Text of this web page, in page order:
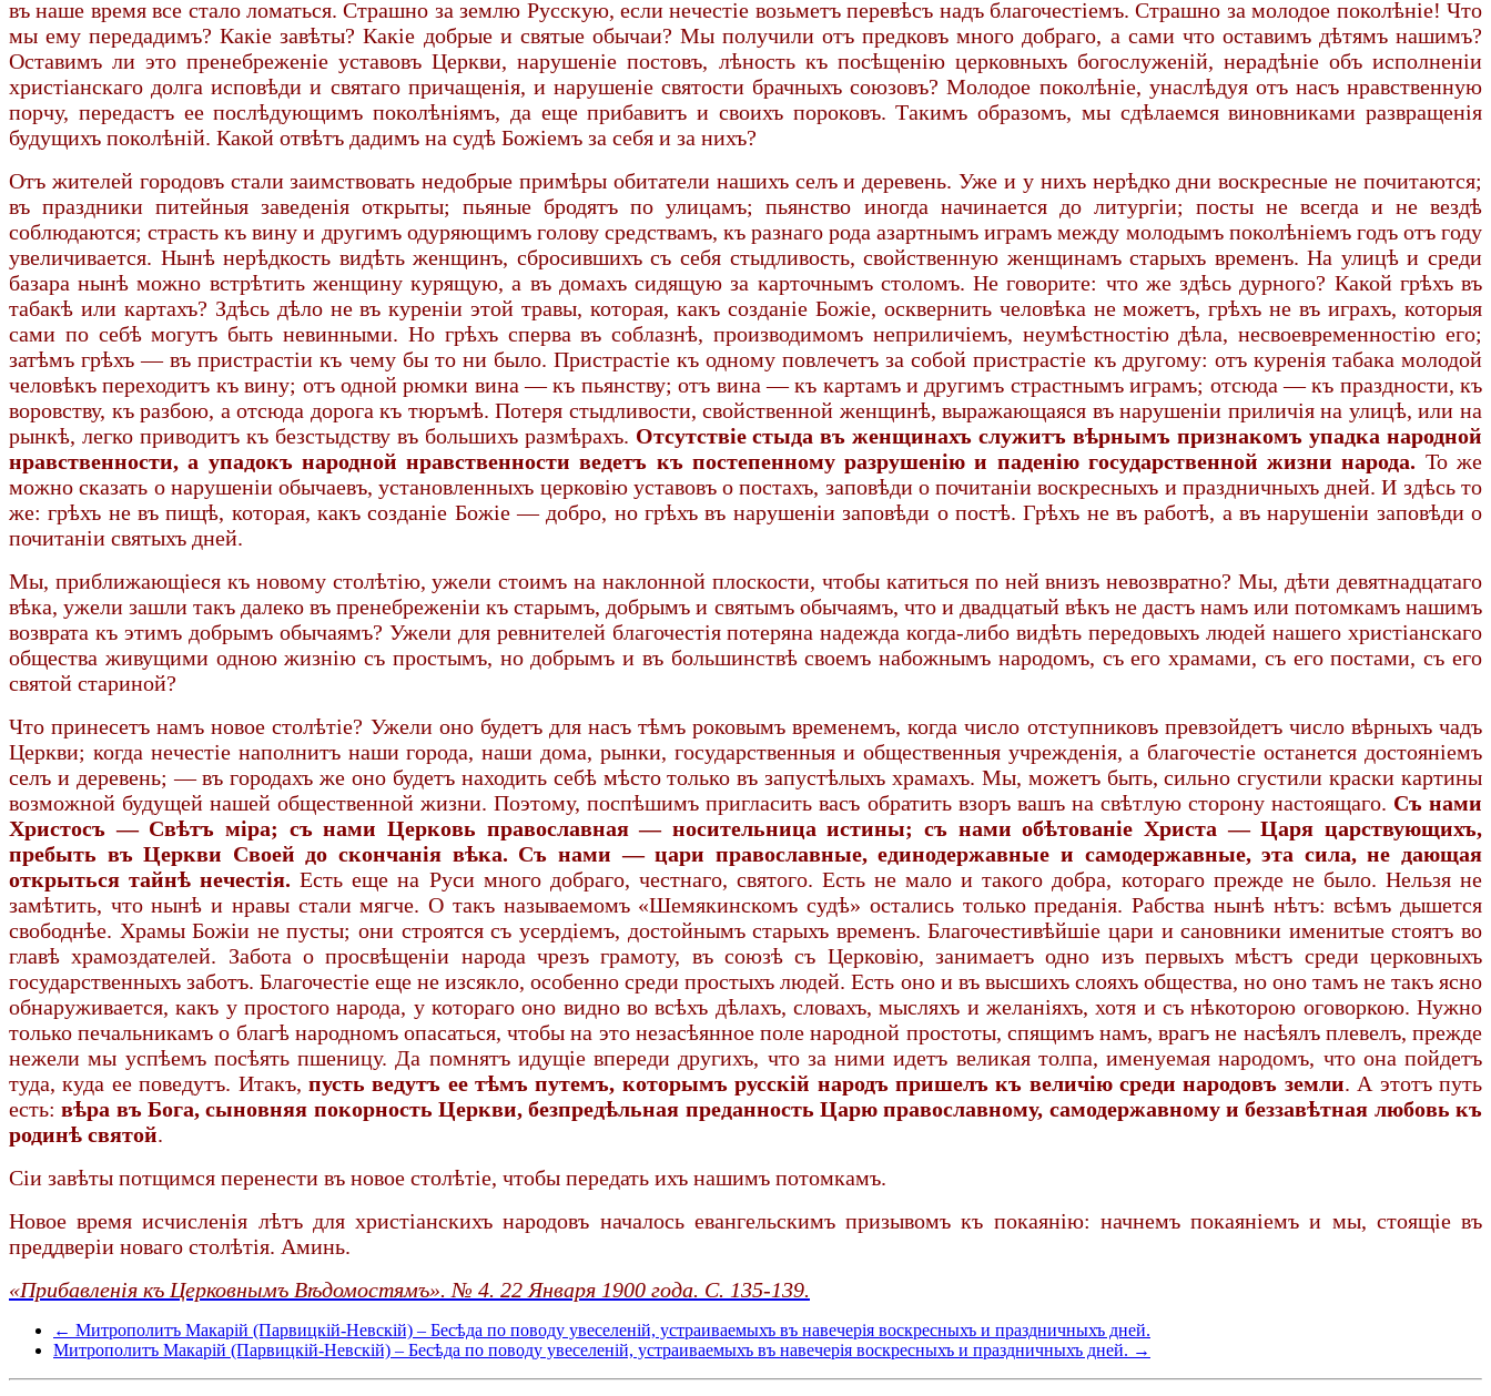
въ наше время все стало ломаться. Страшно за землю Русскую, если нечестіе возьметъ перевѣсъ надъ благочестіемъ. Страшно за молодое поколѣніе! Что
мы ему передадимъ? Какіе завѣты? Какіе добрые и святые обычаи? Мы получили отъ предковъ много добраго, а сами что оставимъ дѣтямъ нашимъ?
Оставимъ ли это пренебреженіе уставовъ Церкви, нарушеніе постовъ, лѣность къ посѣщенію церковныхъ богослуженій, нерадѣніе объ исполненіи
христіанскаго долга исповѣди и святаго причащенія, и нарушеніе святости брачныхъ союзовъ? Молодое поколѣніе, унаслѣдуя отъ насъ нравственную
порчу, передастъ ее послѣдующимъ поколѣніямъ, да еще прибавитъ и своихъ пороковъ. Такимъ образомъ, мы сдѣлаемся виновниками развращенія
будущихъ поколѣній. Какой отвѣтъ дадимъ на судѣ Божіемъ за себя и за нихъ?
Отъ жителей городовъ стали заимствовать недобрые примѣры обитатели нашихъ селъ и деревень. Уже и у нихъ нерѣдко дни воскресные не почитаются;
въ праздники питейныя заведенія открыты; пьяные бродятъ по улицамъ; пьянство иногда начинается до литургіи; посты не всегда и не вездѣ
соблюдаются; страсть къ вину и другимъ одуряющимъ голову средствамъ, къ разнаго рода азартнымъ играмъ между молодымъ поколѣніемъ годъ отъ году
увеличивается. Нынѣ нерѣдкость видѣть женщинъ, сбросившихъ съ себя стыдливость, свойственную женщинамъ старыхъ временъ. На улицѣ и среди
базара нынѣ можно встрѣтить женщину курящую, а въ домахъ сидящую за карточнымъ столомъ. Не говорите: что же здѣсь дурного? Какой грѣхъ въ
табакѣ или картахъ? Здѣсь дѣло не въ куреніи этой травы, которая, какъ созданіе Божіе, осквернить человѣка не можетъ, грѣхъ не въ играхъ, которыя
сами по себѣ могутъ быть невинными. Но грѣхъ сперва въ соблазнѣ, производимомъ неприличіемъ, неумѣстностію дѣла, несвоевременностію его;
затѣмъ грѣхъ — въ пристрастіи къ чему бы то ни было. Пристрастіе къ одному повлечетъ за собой пристрастіе къ другому: отъ куренія табака молодой
человѣкъ переходитъ къ вину; отъ одной рюмки вина — къ пьянству; отъ вина — къ картамъ и другимъ страстнымъ играмъ; отсюда — къ праздности, къ
воровству, къ разбою, а отсюда дорога къ тюръмѣ. Потеря стыдливости, свойственной женщинѣ, выражающаяся въ нарушеніи приличія на улицѣ, или на
рынкѣ, легко приводитъ къ безстыдству въ большихъ размѣрахъ. Отсутствіе стыда въ женщинахъ служитъ вѣрнымъ признакомъ упадка народной
нравственности, а упадокъ народной нравственности ведетъ къ постепенному разрушенію и паденію государственной жизни народа. То же
можно сказать о нарушеніи обычаевъ, установленныхъ церковію уставовъ о постахъ, заповѣди о почитаніи воскресныхъ и праздничныхъ дней. И здѣсь то
же: грѣхъ не въ пищѣ, которая, какъ созданіе Божіе — добро, но грѣхъ въ нарушеніи заповѣди о постѣ. Грѣхъ не въ работѣ, а въ нарушеніи заповѣди о
почитаніи святыхъ дней.
Мы, приближающіеся къ новому столѣтію, ужели стоимъ на наклонной плоскости, чтобы катиться по ней внизъ невозвратно? Мы, дѣти девятнадцатаго
вѣка, ужели зашли такъ далеко въ пренебреженіи къ старымъ, добрымъ и святымъ обычаямъ, что и двадцатый вѣкъ не дастъ намъ или потомкамъ нашимъ
возврата къ этимъ добрымъ обычаямъ? Ужели для ревнителей благочестія потеряна надежда когда-либо видѣть передовыхъ людей нашего христіанскаго
общества живущими одною жизнію съ простымъ, но добрымъ и въ большинствѣ своемъ набожнымъ народомъ, съ его храмами, съ его постами, съ его
святой стариной?
Что принесетъ намъ новое столѣтіе? Ужели оно будетъ для насъ тѣмъ роковымъ временемъ, когда число отступниковъ превзойдетъ число вѣрныхъ чадъ
Церкви; когда нечестіе наполнитъ наши города, наши дома, рынки, государственныя и общественныя учрежденія, а благочестіе останется достояніемъ
селъ и деревень; — въ городахъ же оно будетъ находить себѣ мѣсто только въ запустѣлыхъ храмахъ. Мы, можетъ быть, сильно сгустили краски картины
возможной будущей нашей общественной жизни. Поэтому, поспѣшимъ пригласить васъ обратить взоръ вашъ на свѣтлую сторону настоящаго. Съ нами
Христосъ — Свѣтъ міра; съ нами Церковь православная — носительница истины; съ нами обѣтованіе Христа — Царя царствующихъ,
пребыть въ Церкви Своей до скончанія вѣка. Съ нами — цари православные, единодержавные и самодержавные, эта сила, не дающая
открыться тайнѣ нечестія. Есть еще на Руси много добраго, честнаго, святого. Есть не мало и такого добра, котораго прежде не было. Нельзя не
замѣтить, что нынѣ и нравы стали мягче. О такъ называемомъ «Шемякинскомъ судѣ» остались только преданія. Рабства нынѣ нѣтъ: всѣмъ дышется
свободнѣе. Храмы Божіи не пусты; они строятся съ усердіемъ, достойнымъ старыхъ временъ. Благочестивѣйшіе цари и сановники именитые стоятъ во
главѣ храмоздателей. Забота о просвѣщеніи народа чрезъ грамоту, въ союзѣ съ Церковію, занимаетъ одно изъ первыхъ мѣстъ среди церковныхъ
государственныхъ заботъ. Благочестіе еще не изсякло, особенно среди простыхъ людей. Есть оно и въ высшихъ слояхъ общества, но оно тамъ не такъ ясно
обнаруживается, какъ у простого народа, у котораго оно видно во всѣхъ дѣлахъ, словахъ, мысляхъ и желаніяхъ, хотя и съ нѣкоторою оговоркою. Нужно
только печальникамъ о благѣ народномъ опасаться, чтобы на это незасѣянное поле народной простоты, спящимъ намъ, врагъ не насѣялъ плевелъ, прежде
нежели мы успѣемъ посѣять пшеницу. Да помнятъ идущіе впереди другихъ, что за ними идетъ великая толпа, именуемая народомъ, что она пойдетъ
туда, куда ее поведутъ. Итакъ, пусть ведутъ ее тѣмъ путемъ, которымъ русскій народъ пришелъ къ величію среди народовъ земли. А этотъ путь
есть:вѣра въ Бога, сыновняя покорность Церкви, безпредѣльная преданность Царю православному, самодержавному и беззавѣтная любовь къ
родинѣ святой.
Сіи завѣты потщимся перенести въ новое столѣтіе, чтобы передать ихъ нашимъ потомкамъ.
Новое время исчисленія лѣтъ для христіанскихъ народовъ началось евангельскимъ призывомъ къ покаянію: начнемъ покаяніемъ и мы, стоящіе въ
преддверіи новаго столѣтія. Аминь.
«Прибавленія къ Церковнымъ Вѣдомостямъ». № 4. 22 Января 1900 года. С. 135-139.
← Митрополитъ Макарій (Парвицкій-Невскій) – Бесѣда по поводу увеселеній, устраиваемыхъ въ навечерія воскресныхъ и праздничныхъ дней.
Митрополитъ Макарій (Парвицкій-Невскій) – Бесѣда по поводу увеселеній, устраиваемыхъ въ навечерія воскресныхъ и праздничныхъ дней. →